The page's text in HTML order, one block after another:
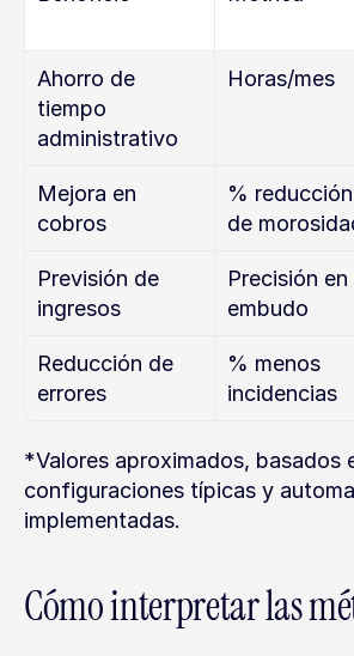
Ahorro de
tiempo
administrativo
Horas/mes
Mejora en
cobros
% reducción
de
Previsión de
ingresos
Precisión en
embudo
Reducción de
errores
% menos
incidencias
*Valores aproximados, basados
configuraciones típicas y
implementadas.
Cómo interpretar las